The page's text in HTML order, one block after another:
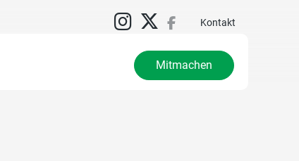
Kontakt
Mitmachen